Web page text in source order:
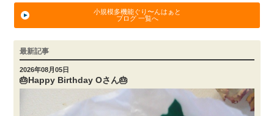
小規模多機能ぐり〜んはぁと
ブログ 一覧へ
最新記事
2026年08月05日
🎂Happy Birthday Oさん🎂